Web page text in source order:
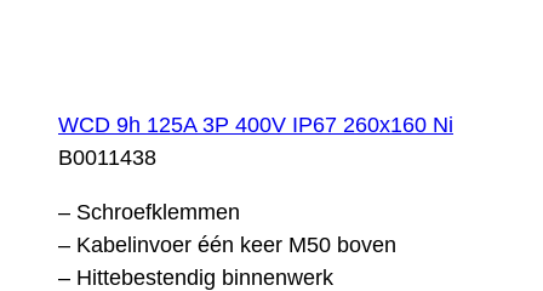
WCD 9h 125A 3P 400V IP67 260x160 Ni
B0011438
– Schroefklemmen
– Kabelinvoer één keer M50 boven
– Hittebestendig binnenwerk